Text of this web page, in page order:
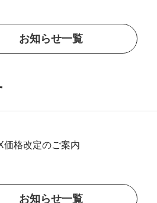
お知らせ一覧
価格改定のご案内
お知らせ一覧